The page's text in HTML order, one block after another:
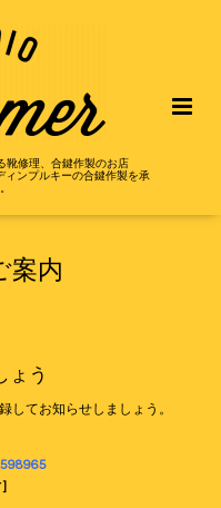
靴修理、合鍵作製のお店
ィンプルキーの合鍵作製を承
案内
ょう
してお知らせしましょう。